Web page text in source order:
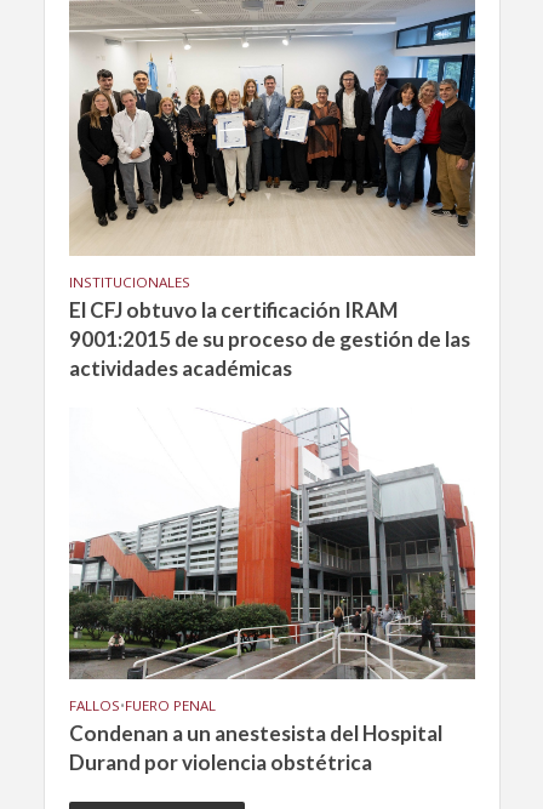
INSTITUCIONALES
El CFJ obtuvo la certificación IRAM
9001:2015 de su proceso de gestión de las
actividades académicas
FALLOS•FUERO PENAL
Condenan a un anestesista del Hospital
Durand por violencia obstétrica